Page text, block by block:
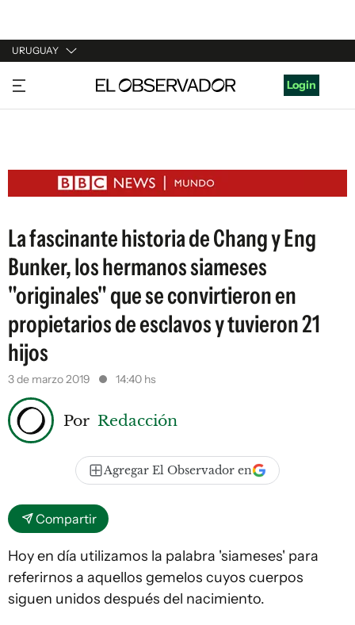
URUGUAY
URUGUAY
ARGENTINA
ESTADOS UNIDOS
Login
La fascinante historia de Chang y Eng
Bunker, los hermanos siameses
"originales" que se convirtieron en
propietarios de esclavos y tuvieron 21
hijos
3 de marzo 2019 14:40 hs
Por Redacción
Agregar El Observador en
Compartir
Hoy en día utilizamos la palabra 'siameses' para
referirnos a aquellos gemelos cuyos cuerpos
siguen unidos después del nacimiento.